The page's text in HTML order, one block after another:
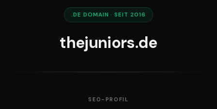
.DE DOMAIN · SEIT 2016
thejuniors.de
SEO-PROFIL